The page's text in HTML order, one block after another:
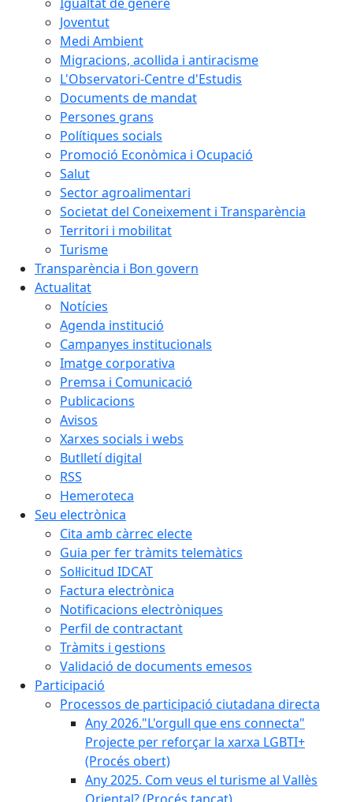
Joventut
Medi Ambient
Migracions, acollida i antiracisme
L'Observatori-Centre d'Estudis
Documents de mandat
Persones grans
Polítiques socials
Promoció Econòmica i Ocupació
Salut
Sector agroalimentari
Societat del Coneixement i Transparència
Territori i mobilitat
Turisme
Transparència i Bon govern
Actualitat
Notícies
Agenda institució
Campanyes institucionals
Imatge corporativa
Premsa i Comunicació
Publicacions
Avisos
Xarxes socials i webs
Butlletí digital
RSS
Hemeroteca
Seu electrònica
Cita amb càrrec electe
Guia per fer tràmits telemàtics
Sol·licitud IDCAT
Factura electrònica
Notificacions electròniques
Perfil de contractant
Tràmits i gestions
Validació de documents emesos
Participació
Processos de participació ciutadana directa
Any 2026."L'orgull que ens connecta"
Projecte per reforçar la xarxa LGBTI+
(Procés obert)
Any 2025. Com veus el turisme al Vallès